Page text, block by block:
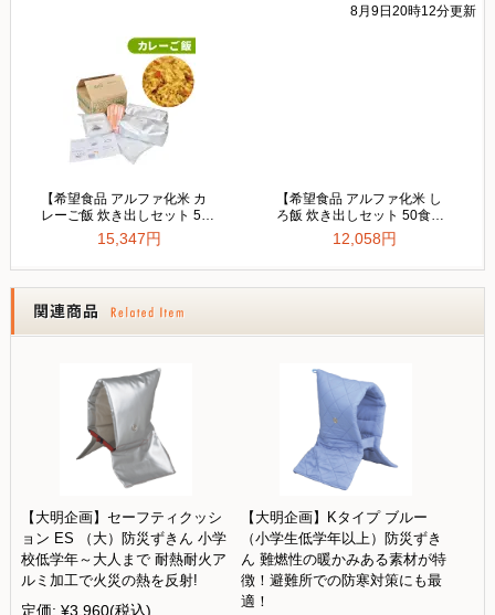
【大明企画】セーフティクッシ
ョン ES （大）防災ずきん 小学
校低学年～大人まで 耐熱耐火ア
ルミ加工で火災の熱を反射!
定価: ¥3,960(税込)
【大明企画】Kタイプ ブルー
（小学生低学年以上）防災ずき
ん 難燃性の暖かみある素材が特
徴！避難所での防寒対策にも最
適！